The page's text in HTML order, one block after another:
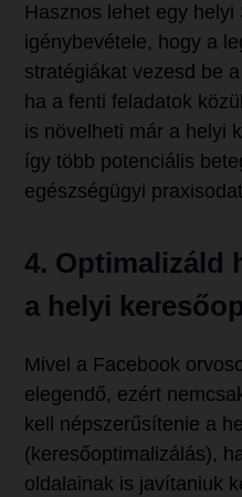
Hasznos lehet egy helyi
igénybevétele, hogy a
stratégiákat vezesd be
ha a fenti feladatok
is növelheti már a helyi
így több potenciális
egészségügyi
4. Optimalizáld
a helyi
Mivel a Facebook
elegendő, ezért
kell népszerűsítenie a
(keresőoptimalizálás),
oldalainak is javítaniuk